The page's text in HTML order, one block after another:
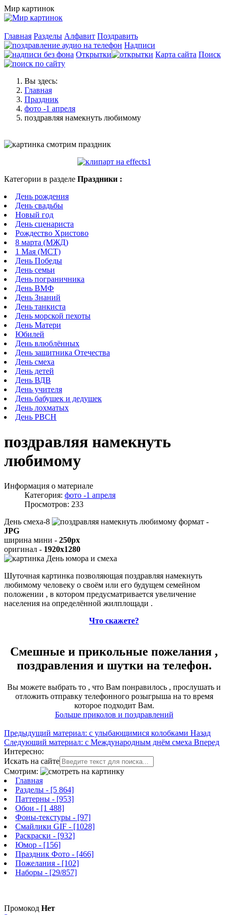
Мир картинок
Главная Разделы Алфавит Поздравить
Надписи
Открытки
Карта сайта Поиск
Вы здесь:
Главная
Праздник
фото -1 апреля
поздравляя намекнуть любимому
Категории в разделе Праздники :
День рождения
День свадьбы
Новый год
День сценариста
Рождество Христово
8 марта (МЖД)
1 Мая (МСТ)
День Победы
День семьи
День пограничника
День ВМФ
День Знаний
День танкиста
День морской пехоты
День Матери
Юбилей
День влюблённых
День защитника Отечества
День смеха
День детей
День ВДВ
День учителя
День бабушек и дедушек
День лохматых
День РВСН
поздравляя намекнуть
любимому
Информация о материале
Категория: фото -1 апреля
Просмотров: 233
День смеха-8
формат -
JPG
ширина мини - 250px
оригинал - 1920x1280
Шуточная картинка позволяющая поздравляя намекнуть
любимому человеку о своём или его будущем семейном
положении , в котором предусматривается увеличение
населения на определённой жилплощади .
Что скажете?
Смешные и прикольные пожелания ,
поздравления и шутки на телефон.
Вы можете выбрать то , что Вам понравилось , прослушать и
отложить отправку телефонного розыгрыша на то время
которое подходит Вам.
Больше приколов и поздравлений
Предыдущий материал: с улыбающимися колобками Назад
Следующий материал: с Международным днём смеха Вперед
Интересно:
Искать на сайте
Смотрим:
Главная
Разделы - [5 864]
Паттерны - [953]
Обои - [1 488]
Фоны-текстуры - [97]
Смайлики GIF - [1028]
Раскраски - [932]
Юмор - [156]
Праздник Фото - [466]
Пожелания - [102]
Наборы - [29/857]
Промокод Нет